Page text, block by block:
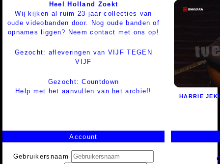
Heel Holland Zoekt
Wij kijken al ruim 23 jaar collecties van
oude videobanden door. Nog oude banden of
opnames liggen? Neem contact met ons op!
Gezocht: afleveringen van VIJF TEGEN
VIJF
Gezocht: Countdown
Help met het aanvullen van het archief!
HARRIE
Account
Gebruikersnaam